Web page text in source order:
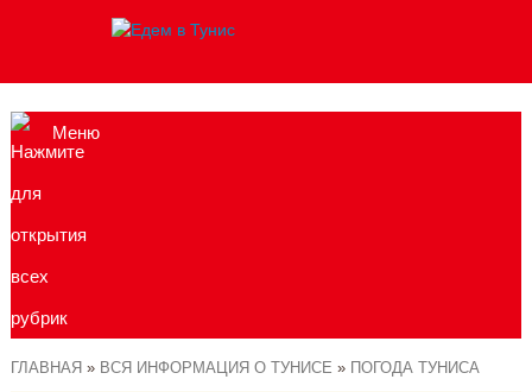
Меню
ГЛАВНАЯ » ВСЯ ИНФОРМАЦИЯ О ТУНИСЕ » ПОГОДА ТУНИСА